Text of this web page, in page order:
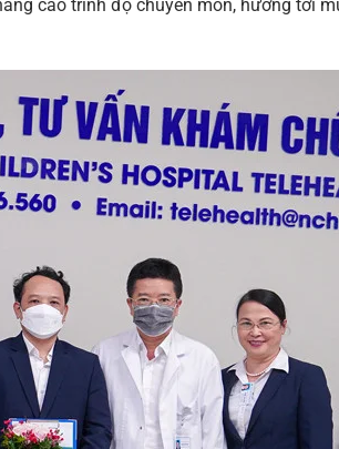
cao trình độ chuyên môn, hướng tới